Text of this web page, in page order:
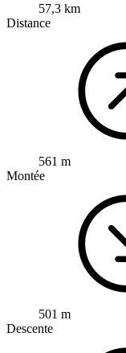
57,3 km
Distance
561 m
Montée
501 m
Descente